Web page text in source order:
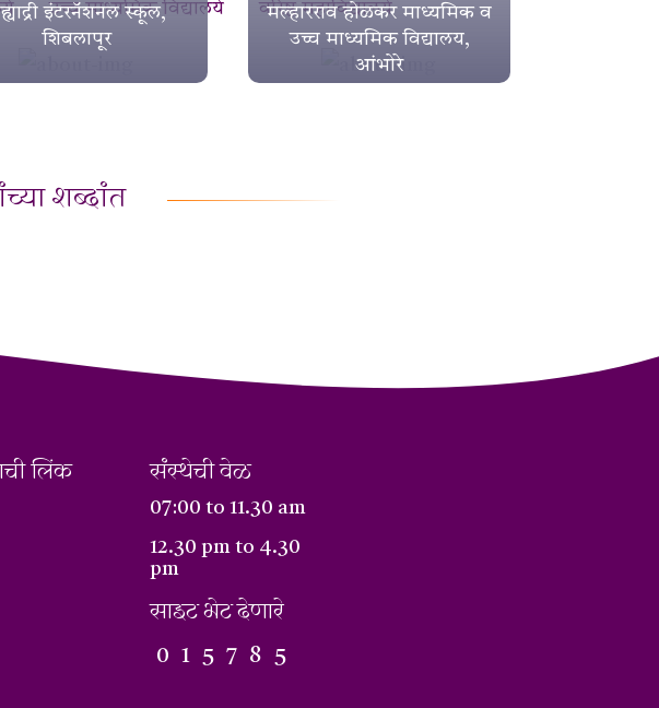
उच्च माध्यमिक विद्यालये वरिष्ठ महाविद्यालये
इंटरनॅशनल स्कूल,
शिबलापूर
मल्हारराव होळकर माध्यमिक व
उच्च माध्यमिक विद्यालय,
आंभोरे
शब्दांत
लिंक संस्थेची वेळ
07:00 to 11.30 am
12.30 pm to 4.30
pm
साइट भेट देणारे
0 1 5 7 8 5